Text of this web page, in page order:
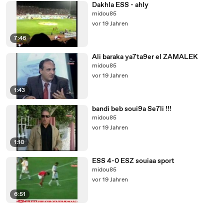
7:46
Dakhla ESS - ahly
midou85
vor 19 Jahren
1:43
Ali baraka ya7ta9er el ZAMALEK
midou85
vor 19 Jahren
1:10
bandi beb soui9a Se7li !!!
midou85
vor 19 Jahren
6:51
ESS 4-0 ESZ souiaa sport
midou85
vor 19 Jahren